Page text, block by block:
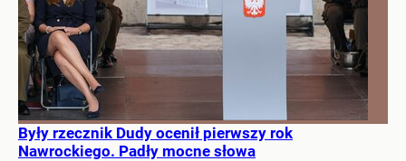
Były rzecznik Dudy ocenił pierwszy rok
Nawrockiego. Padły mocne słowa